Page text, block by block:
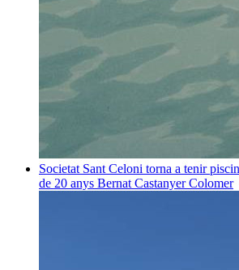
Societat Sant Celoni torna a tenir
de 20 anys Bernat Castanyer Colomer